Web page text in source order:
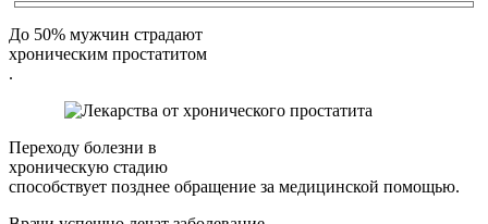
До 50% мужчин страдают
хроническим простатитом
.
Переходу болезни в
хроническую стадию
способствует позднее обращение за медицинской помощью.